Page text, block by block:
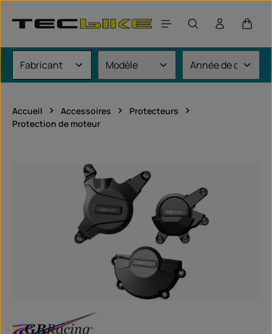
Le
Accueil Accessoires
Protecteurs
Protection de moteur
Ignorer la galerie d'images